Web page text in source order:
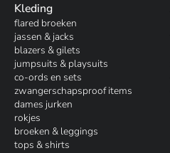
Kleding
flared broeken
jassen & jacks
blazers & gilets
jumpsuits & playsuits
co-ords en sets
zwangerschapsproof items
dames jurken
rokjes
broeken & leggings
tops & shirts